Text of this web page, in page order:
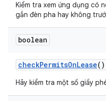
Kiểm tra xem ứng dụng có
gắn đèn pha hay không
boolean
checkPermitsOnLease()
Hãy kiểm tra một số giấy